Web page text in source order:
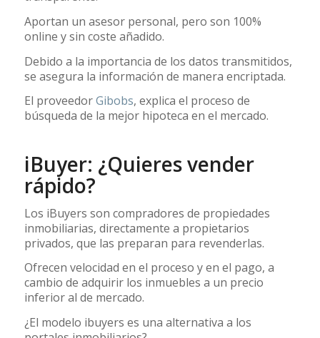
Aportan un asesor personal, pero son 100%
online y sin coste añadido.
Debido a la importancia de los datos transmitidos,
se asegura la información de manera encriptada.
El proveedorGibobs, explica el proceso de
búsqueda de la mejor hipoteca en el mercado.
iBuyer: ¿Quieres vender
rápido?
Los iBuyers son compradores de propiedades
inmobiliarias, directamente a propietarios
privados, que las preparan para revenderlas.
Ofrecen velocidad en el proceso y en el pago, a
cambio de adquirir los inmuebles a un precio
inferior al de mercado.
¿El modelo ibuyers es una alternativa a los